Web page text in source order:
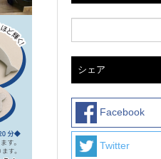
シェア
Facebook
Twitter